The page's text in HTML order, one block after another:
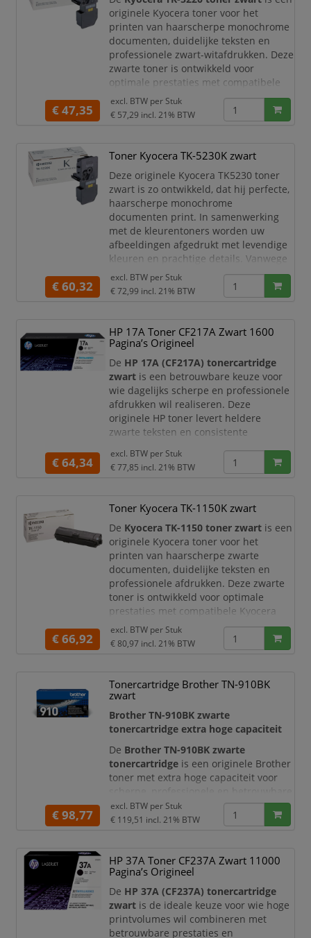
Productomschrijving
Deze originele HP toner is perfect
afgest
originele Kyocera toner voor het
printen van haarscherpe monochrome
documenten, duidelijke teksten en
professionele zwart-witafdrukken. Deze
zwarte toner is ontwikkeld voor
optimale prestaties met compatibele
Kyocera ECOSYS printers en levert
betrouwbare afdrukkwaliteit voor
zakelijk en dagelijks gebruik.
zwart maakt u nette documenten met
sterke
€ 47,35
excl. BTW per Stuk
€ 57,29 incl. 21% BTW
Toner Kyocera TK-5230K zwart
Deze originele Kyocera TK5230 toner
zwart is zo ontwikkeld, dat hij perfecte,
haarscherpe monochrome
documenten print. In samenwerking
met de kleurentoners worden uw
afbeeldingen afgedrukt met levendige
kleuren en prachtige details. Vanwege
zijn hoge capaciteit print u tot wel
2.600 pagina’s en hoeft u deze TK 5230
slechts af en toe te vernieuwen.
Type: Origineel
Soort: Toners
Aantal afdrukke
€ 60,32
excl. BTW per Stuk
€ 72,99 incl. 21% BTW
HP 17A Toner CF217A Zwart 1600
Pagina’s Origineel
De HP 17A (CF217A) tonercartridge
zwart is een betrouwbare keuze voor
wie dagelijks scherpe en professionele
afdrukken wil realiseren. Deze
originele HP toner levert heldere
zwarte teksten en consistente
documenten altijd een verzorgde en
representatieve uitstraling hebben.
pagina’sis deze tonercartridge ideaal
voor thuisgebruik en kleine tot
middelgrote kantoren. U profiteert van
€ 64,34
excl. BTW per Stuk
€ 77,85 incl. 21% BTW
Toner Kyocera TK-1150K zwart
De Kyocera TK-1150 toner zwart is een
originele Kyocera toner voor het
printen van haarscherpe zwarte
documenten, duidelijke teksten en
professionele afdrukken. Deze zwarte
toner is ontwikkeld voor optimale
prestaties met compatibele Kyocera
ECOSYS printers en levert betrouwbare
afdrukkwaliteit voor zakelijk en
dagelijks gebruik.
zwart maakt u nette documenten met
sterke contrasten e
€ 66,92
excl. BTW per Stuk
€ 80,97 incl. 21% BTW
Tonercartridge Brother TN-910BK
zwart
Brother TN-910BK zwarte
tonercartridge extra hoge capaciteit
De Brother TN-910BK zwarte
tonercartridge is een originele Brother
toner met extra hoge capaciteit voor
scherpe, professionele en betrouwbare
zwart-wit afdrukken. Deze cartridge is
samengesteld volgens de strenge
werken met geschikte Brother
kleurenlaserprinters.
Met een opbrengst van circa9.000
pagina’s volgens ISO/I
€ 98,77
excl. BTW per Stuk
€ 119,51 incl. 21% BTW
HP 37A Toner CF237A Zwart 11000
Pagina’s Origineel
De HP 37A (CF237A) tonercartridge
zwart is de ideale keuze voor wie hoge
printvolumes wil combineren met
betrouwbare prestaties en